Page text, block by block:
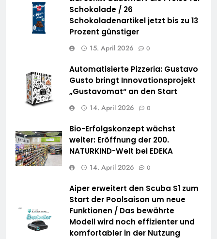
Schokolade / 26
Schokoladenartikel jetzt bis zu 13
Prozent günstiger
15. April 2026 0
Automatisierte Pizzeria: Gustavo
Gusto bringt Innovationsprojekt
„Gustavomat“ an den Start
14. April 2026 0
Bio-Erfolgskonzept wächst
weiter: Eröffnung der 200.
NATURKIND-Welt bei EDEKA
14. April 2026 0
Aiper erweitert den Scuba S1 zum
Start der Poolsaison um neue
Funktionen / Das bewährte
Modell wird noch effizienter und
komfortabler in der Nutzung